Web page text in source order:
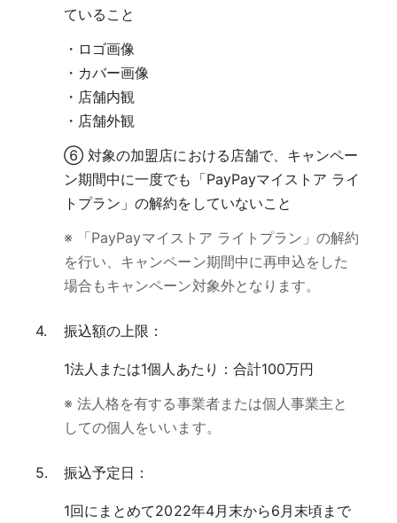
ていること
・ロゴ画像
・カバー画像
・店舗内観
・店舗外観
⑥ 対象の加盟店における店舗で、キャンペー
ン期間中に一度でも「PayPayマイストア ライ
トプラン」の解約をしていないこと
※ 「PayPayマイストア ライトプラン」の解約
を行い、キャンペーン期間中に再申込をした
場合もキャンペーン対象外となります。
振込額の上限：
1法人または1個人あたり：合計100万円
※ 法人格を有する事業者または個人事業主と
しての個人をいいます。
振込予定日：
1回にまとめて2022年4月末から6月末頃まで